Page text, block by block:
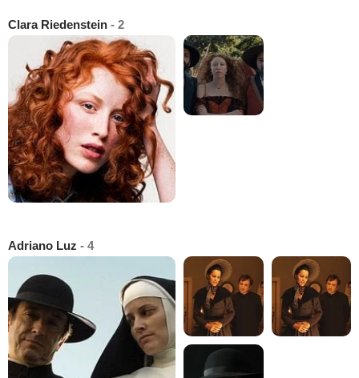
Clara Riedenstein - 2
Adriano Luz - 4